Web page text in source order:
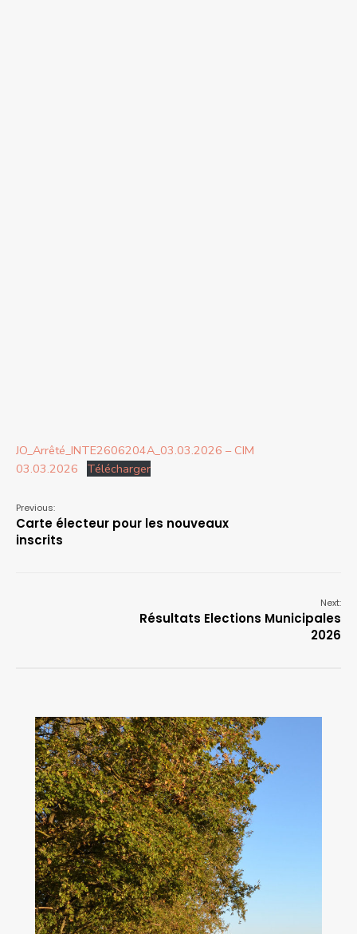
JO_Arrêté_INTE2606204A_03.03.2026 – CIM
03.03.2026
Télécharger
Previous:
Carte électeur pour les nouveaux
inscrits
Next:
Résultats Elections Municipales
2026